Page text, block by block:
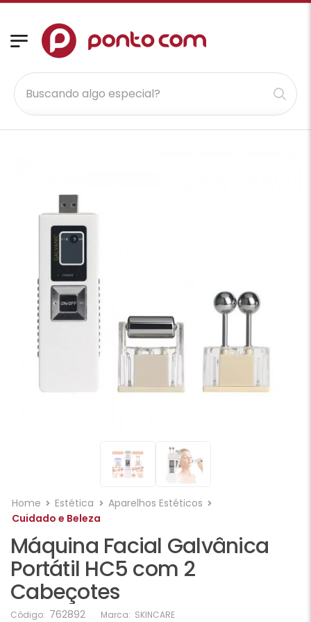
Home Estética
Aparelhos Estéticos
Cuidado e Beleza
Máquina Facial Galvânica
Portátil HC5 com 2
Cabeçotes
Código: 762892 Marca: SKINCARE